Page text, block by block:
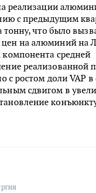
реализации
с предыдущим
тонну, что было
на алюминий на
средней
реализованной
с ростом доли VAP в
сдвигом в